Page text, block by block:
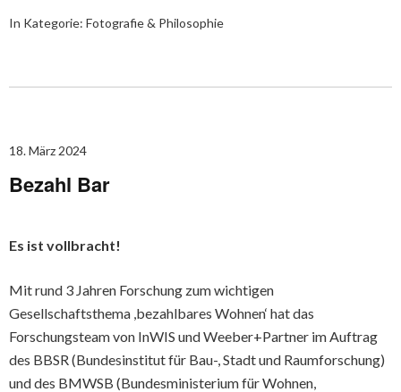
In Kategorie: Fotografie & Philosophie
18. März 2024
Bezahl Bar
Es ist vollbracht!
Mit rund 3 Jahren Forschung zum wichtigen
Gesellschaftsthema ,bezahlbares Wohnen‘ hat das
Forschungsteam von InWIS und Weeber+Partner im Auftrag
des BBSR (Bundesinstitut für Bau-, Stadt und Raumforschung)
und des BMWSB (Bundesministerium für Wohnen,